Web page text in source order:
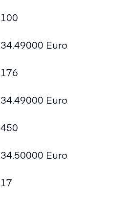
100
34.49000 Euro
176
34.49000 Euro
450
34.50000 Euro
17